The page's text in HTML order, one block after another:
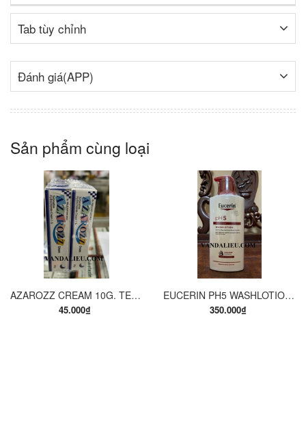
Tab tùy chỉnh
Đánh giá(APP)
Sản phẩm cùng loại
AZAROZZ CREAM 10G. TERBINAFINE 1%. THUỐC TRỊ NẤM DA CHÂN, NẤM DA ĐÙI, NẤM DA THÂN, LANG BEN...
45.000₫
EUCERIN PH5 WASHLOTION 400ML. SỮA TẮM DẠNG GEL CHO DA NHẠY CẢM.
350.000₫